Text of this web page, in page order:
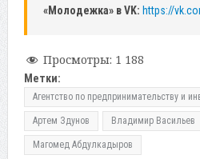
«Молодежка» в VK: https://
Просмотры: 1 188
Метки:
Агентство по предпринимательству и
Артем Здунов Владимир Васильев
Магомед Абдулкадыров